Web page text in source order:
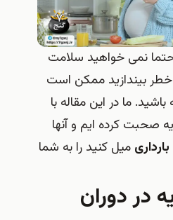
نمی خواهید سلامت
بیندازید ممکن است
ما در این مقاله با
کرده ایم و آنها
میل کنید را به شما
دوران